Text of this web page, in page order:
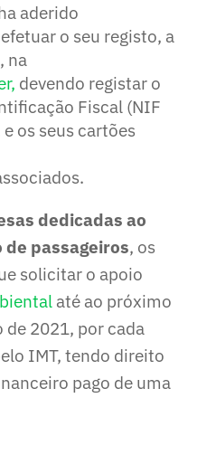
aderido
o seu registo, a
na
devendo registar o
Fiscal (NIF
e os seus cartões
dedicadas ao
passageiros, os
solicitar o apoio
até ao próximo
de 2021, por cada
IMT, tendo direito
pago de uma